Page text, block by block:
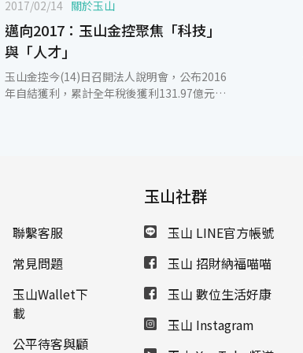
2017/02/14 關於玉山
邁向2017：玉山金控聚焦「科技」
與「人才」
玉山金控今(14)日召開法人說明會，公布2016
年自結獲利，累計全年稅後獲利131.97億元，
Lab」及啟動「2017人才招募計畫」，將廣納
資訊科技、數理統計、風險管理、洗錢防制、
財金商管等人才共計500位，其中包含MA(儲
備幹部)及TMA(科技儲備幹部) 30位。另外，
為了台灣希望的未來，鼓勵玉山人培育優秀的
下一代，領先同業成立「玉山寶貝成長基
金」，每胎新生兒補助10萬元。 玉山金控暨
玉山銀行總經理黃男州表示，感謝顧客的支持
和玉山人的努力，玉山榮獲三大國際財金雜誌
的一致肯定，頒發「2016台灣最佳銀行獎」，
聯繫客服
常見問題
玉山Wallet下
載
公平待客與顧
玉山社群
玉山 LINE官方帳號
玉山 招財納福喵喵
玉山 數位生活好康
玉山 Instagram